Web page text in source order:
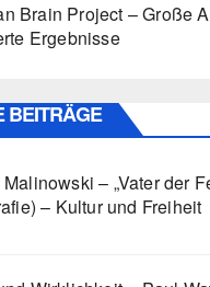
Brain Project – Große
Ergebnisse
BEITRÄGE
– „Vater der
– Kultur und Freiheit